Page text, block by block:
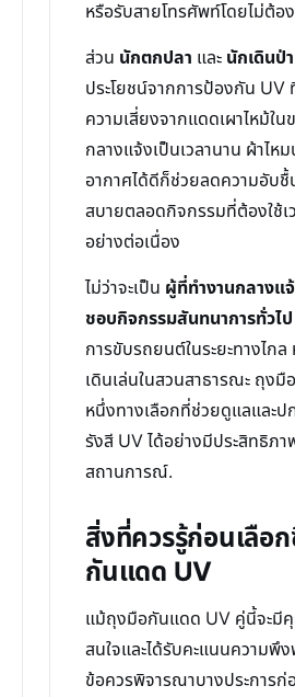
หรือรับสายโทรศัพท์โดยไม่ต้อ
ส่วน นักตกปลา และ นักเดินป่า
ประโยชน์จากการป้องกัน UV
ความเสี่ยงจากแดดเผาไหม้ใ
กลางแจ้งเป็นเวลานาน ผ้าไห
อากาศได้ดีก็ช่วยลดความอับชื้
สบายตลอดกิจกรรมที่ต้องใช้เ
อย่างต่อเนื่อง
ไม่ว่าจะเป็น ผู้ที่ทำงานกลางแ
ชอบกิจกรรมสันทนาการทั่วไป
การขับรถยนต์ในระยะทางไก
เดินเล่นในสวนสาธารณะ ถุง
หนึ่งทางเลือกที่ช่วยดูแลและ
รังสี UV ได้อย่างมีประสิทธิภา
สถานการณ์.
สิ่งที่ควรรู้ก่อนเลือ
กันแดด UV
แม้ถุงมือกันแดด UV คู่นี้จะมี
สนใจและได้รับคะแนนความพึ
ข้อควรพิจารณาบางประการ